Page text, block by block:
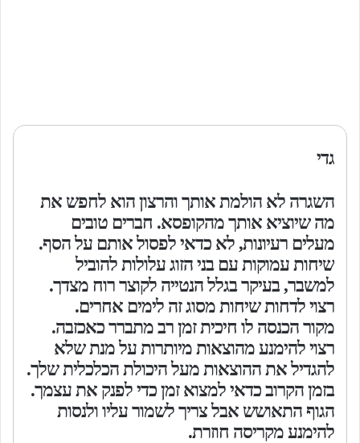
גדי
השגרה לא הולמת אותך והרצון הוא לחפש את
מה שיוציא אותך מהקופסא. חברים טובים
מעלים רעיונות, לא כדאי לפסול אותם על הסף.
שיחות עמוקות עם בני הזוג עלולות להוביל
למשבר, בעיקר בגלל הנטייה לקוצר רוח מצדך.
רצוי לדחות שיחות מסוג זה לימים אחרים.
מקור הכנסה לו חיכית זמן רב מתברר כאכזבה.
רצוי להימנע מהוצאות מיותרות על מנת שלא
להגדיל את ההוצאות מעל היכולת הכלכלית שלך.
בזמן הקרוב כדאי למצוא זמן כדי לפנק את עצמך.
הגוף התאושש אבל צריך לשמור עליו ולנסות
להימנע מקריסה חוזרת.